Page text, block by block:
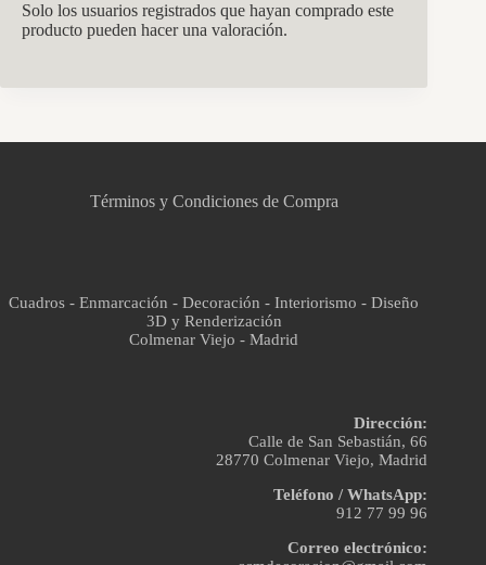
Solo los usuarios registrados que hayan comprado este
producto pueden hacer una valoración.
Términos y Condiciones de Compra
Cuadros - Enmarcación - Decoración - Interiorismo - Diseño
3D y Renderización
Colmenar Viejo - Madrid
Dirección:
Calle de San Sebastián, 66
28770 Colmenar Viejo, Madrid
Teléfono / WhatsApp:
912 77 99 96
Correo electrónico:
Asistente virtual · En línea